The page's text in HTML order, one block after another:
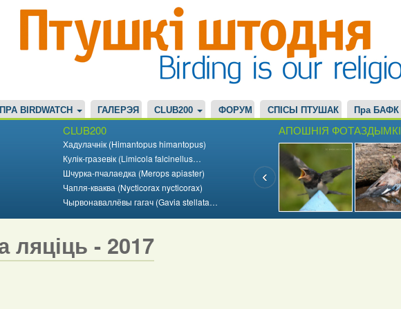
ПРА BIRDWATCH ГАЛЕРЭЯ CLUB200 ФОРУМ СПІСЫ ПТУШАК Пра БАФК
CLUB200
Хадулачнік (Himantopus himantopus)
Кулік-гразевік (Limicola falcinellus…
Шчурка-пчалаедка (Merops apiaster)
Чапля-кваква (Nycticorax nycticorax)
Чырвонаваллёвы гагач (Gavia stellata…
АПОШНІЯ ФОТАЗДЫМКІ
ляціць - 2017